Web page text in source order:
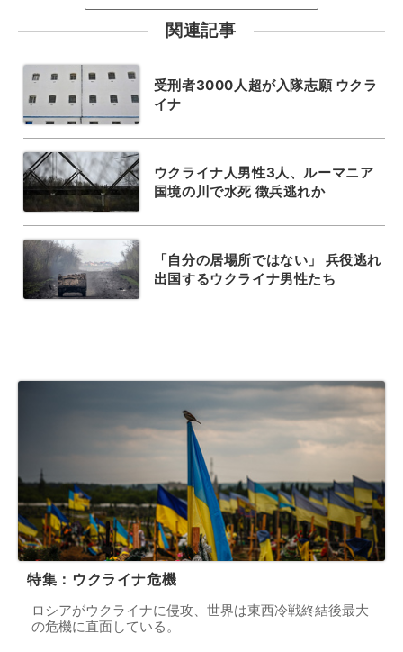
関連記事
受刑者3000人超が入隊志願 ウクラ
イナ
ウクライナ人男性3人、ルーマニア
国境の川で水死 徴兵逃れか
「自分の居場所ではない」 兵役逃れ
出国するウクライナ男性たち
特集：ウクライナ危機
ロシアがウクライナに侵攻、世界は東西冷戦終結後最大
の危機に直面している。